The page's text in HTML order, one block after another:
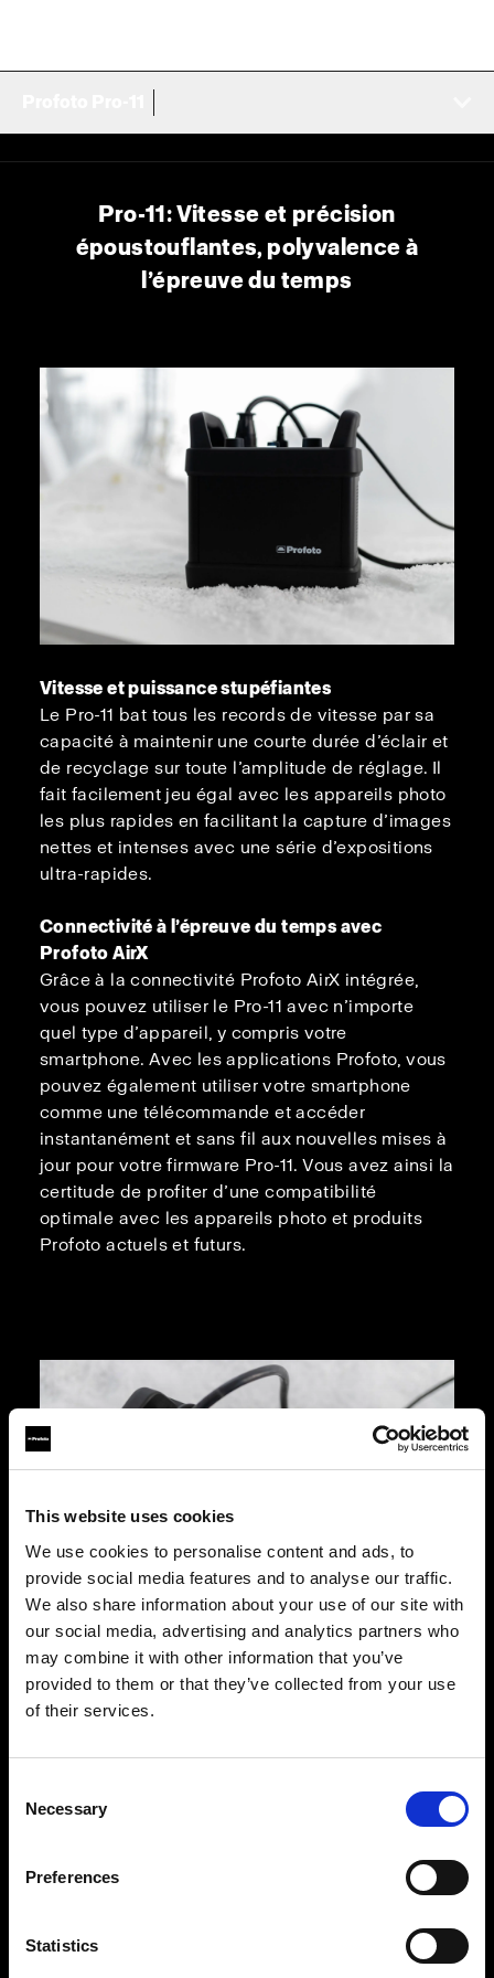
This website uses cookies
We use cookies to personalise content and ads, to
provide social media features and to analyse our traffic.
We also share information about your use of our site with
our social media, advertising and analytics partners who
may combine it with other information that you’ve
provided to them or that they’ve collected from your use
of their services.
Selection
Necessary
Preferences
Statistics
Pro-11: Vitesse et précision
époustouflantes, polyvalence à
l’épreuve du temps
Vitesse et puissance stupéfiantes
Le Pro-11 bat tous les records de vitesse par sa
capacité à maintenir une courte durée d’éclair et
de recyclage sur toute l’amplitude de réglage. Il
fait facilement jeu égal avec les appareils photo
les plus rapides en facilitant la capture d’images
nettes et intenses avec une série d’expositions
ultra-rapides.
Connectivité à l’épreuve du temps avec
Profoto AirX
Grâce à la connectivité Profoto AirX intégrée,
vous pouvez utiliser le Pro-11 avec n’importe
quel type d’appareil, y compris votre
smartphone. Avec les applications Profoto, vous
pouvez également utiliser votre smartphone
comme une télécommande et accéder
instantanément et sans fil aux nouvelles mises à
jour pour votre firmware Pro-11. Vous avez ainsi la
certitude de profiter d’une compatibilité
optimale avec les appareils photo et produits
Profoto actuels et futurs.
Précision et contrôle impressionnants
Avec une amplitude de réglage de onze
est facile de créer la lumière souhaitée. Il peut
2,4 à 2 400 Ws, et vous pouvez contrôler
Conçu pour durer, avec une performance